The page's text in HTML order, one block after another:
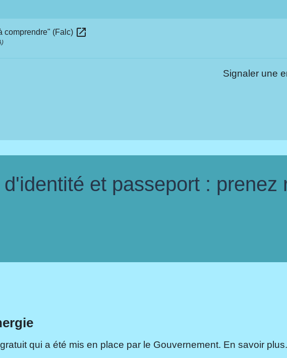
comprendre" (Falc) open_in_new
Signaler une
et passeport : prenez
qui a été mis en place par le Gouvernement. En savoir